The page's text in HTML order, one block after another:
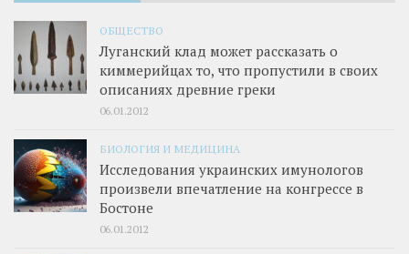
ОБЩЕСТВО
Луганский клад может рассказать о
киммерийцах то, что пропустили в своих
описаниях древние греки
06.01.2012
БИОЛОГИЯ И МЕДИЦИНА
Исследования украинских имунологов
произвели впечатление на конгрессе в
Бостоне
06.01.2012